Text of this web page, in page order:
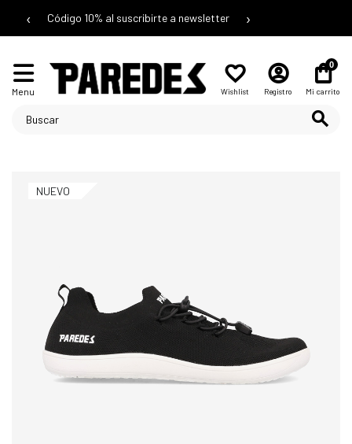
‹ Código 10% al suscribirte a newsletter ›
Menu Wishlist Registro
0
Mi carrito
NUEVO